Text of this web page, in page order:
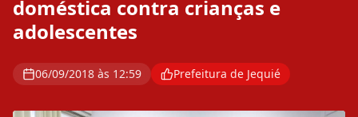
doméstica contra crianças e
adolescentes
06/09/2018 às 12:59 Prefeitura de Jequié